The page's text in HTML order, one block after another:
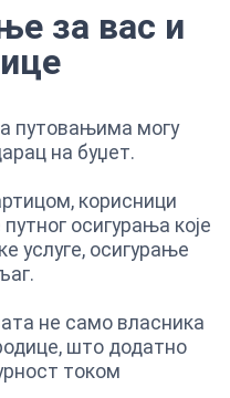
за вас и
путовањима могу
на буџет.
корисници
осигурања које
услуге, осигурање
не само власника
што додатно
током